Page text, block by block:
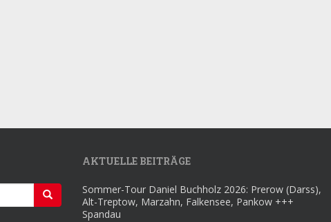
AKTUELLE BEITRÄGE
Sommer-Tour Daniel Buchholz 2026: Prerow (Darss),
Alt-Treptow, Marzahn, Falkensee, Pankow +++
Spandau